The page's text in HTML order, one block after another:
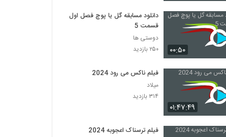
۰۰:۵۰
دانلود مسابقه گل یا پوچ فصل اول
قسمت 5
دوستی ها
۲۵۰ بازدید
۰۱:۴۷:۴۹
فیلم ناکس می رود 2024
میلاد
۳۱۴ بازدید
فیلم ترسناک اعجوبه 2024